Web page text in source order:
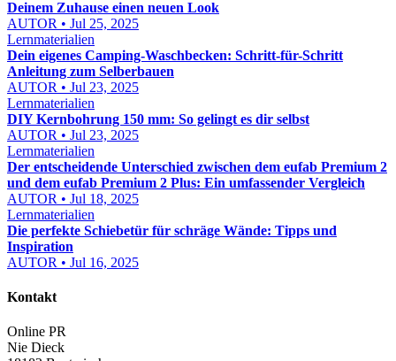
Deinem Zuhause einen neuen Look
AUTOR • Jul 25, 2025
Lernmaterialien
Dein eigenes Camping-Waschbecken: Schritt-für-Schritt
Anleitung zum Selberbauen
AUTOR • Jul 23, 2025
Lernmaterialien
DIY Kernbohrung 150 mm: So gelingt es dir selbst
AUTOR • Jul 23, 2025
Lernmaterialien
Der entscheidende Unterschied zwischen dem eufab Premium 2
und dem eufab Premium 2 Plus: Ein umfassender Vergleich
AUTOR • Jul 18, 2025
Lernmaterialien
Die perfekte Schiebetür für schräge Wände: Tipps und
Inspiration
AUTOR • Jul 16, 2025
Kontakt
Online PR
Nie Dieck